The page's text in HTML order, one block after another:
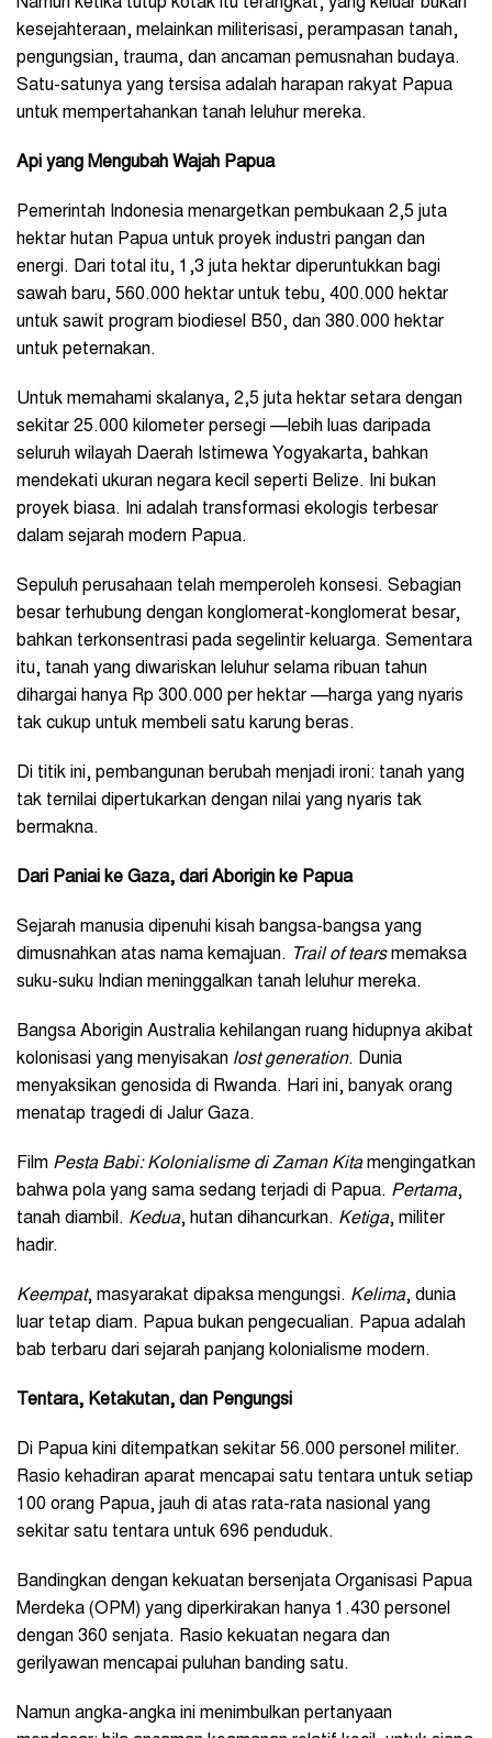
Namun ketika tutup kotak itu terangkat, yang keluar bukan
kesejahteraan, melainkan militerisasi, perampasan tanah,
pengungsian, trauma, dan ancaman pemusnahan budaya.
Satu-satunya yang tersisa adalah harapan rakyat Papua
untuk mempertahankan tanah leluhur mereka.
Api yang Mengubah Wajah Papua
Pemerintah Indonesia menargetkan pembukaan 2,5 juta
hektar hutan Papua untuk proyek industri pangan dan
energi. Dari total itu, 1,3 juta hektar diperuntukkan bagi
sawah baru, 560.000 hektar untuk tebu, 400.000 hektar
untuk sawit program biodiesel B50, dan 380.000 hektar
untuk peternakan.
Untuk memahami skalanya, 2,5 juta hektar setara dengan
sekitar 25.000 kilometer persegi —lebih luas daripada
seluruh wilayah Daerah Istimewa Yogyakarta, bahkan
mendekati ukuran negara kecil seperti Belize. Ini bukan
proyek biasa. Ini adalah transformasi ekologis terbesar
dalam sejarah modern Papua.
Sepuluh perusahaan telah memperoleh konsesi. Sebagian
besar terhubung dengan konglomerat-konglomerat besar,
bahkan terkonsentrasi pada segelintir keluarga. Sementara
itu, tanah yang diwariskan leluhur selama ribuan tahun
dihargai hanya Rp 300.000 per hektar —harga yang nyaris
tak cukup untuk membeli satu karung beras.
Di titik ini, pembangunan berubah menjadi ironi: tanah yang
tak ternilai dipertukarkan dengan nilai yang nyaris tak
bermakna.
Dari Paniai ke Gaza, dari Aborigin ke Papua
Sejarah manusia dipenuhi kisah bangsa-bangsa yang
dimusnahkan atas nama kemajuan. Trail of tearsmemaksa
suku-suku Indian meninggalkan tanah leluhur mereka.
Bangsa Aborigin Australia kehilangan ruang hidupnya akibat
kolonisasi yang menyisakan lost generation. Dunia
menyaksikan genosida di Rwanda. Hari ini, banyak orang
menatap tragedi di Jalur Gaza.
Film Pesta Babi: Kolonialisme di Zaman Kitamengingatkan
bahwa pola yang sama sedang terjadi di Papua. Pertama,
tanah diambil. Kedua, hutan dihancurkan. Ketiga, militer
hadir.
Keempat, masyarakat dipaksa mengungsi. Kelima, dunia
luar tetap diam. Papua bukan pengecualian. Papua adalah
bab terbaru dari sejarah panjang kolonialisme modern.
Tentara, Ketakutan, dan Pengungsi
Di Papua kini ditempatkan sekitar 56.000 personel militer.
Rasio kehadiran aparat mencapai satu tentara untuk setiap
100 orang Papua, jauh di atas rata-rata nasional yang
sekitar satu tentara untuk 696 penduduk.
Bandingkan dengan kekuatan bersenjata Organisasi Papua
Merdeka (OPM) yang diperkirakan hanya 1.430 personel
dengan 360 senjata. Rasio kekuatan negara dan
gerilyawan mencapai puluhan banding satu.
Namun angka-angka ini menimbulkan pertanyaan